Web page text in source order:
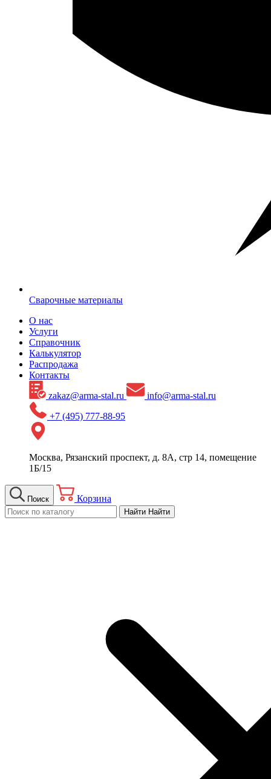
Сварочные материалы
О нас
Услуги
Справочник
Калькулятор
Распродажа
Контакты
zakaz@arma-stal.ru
info@arma-stal.ru
+7 (495) 777-88-95
Москва, Рязанский проспект, д. 8А, стр 14, помещение
1Б/15
Поиск Корзина
Найти Найти